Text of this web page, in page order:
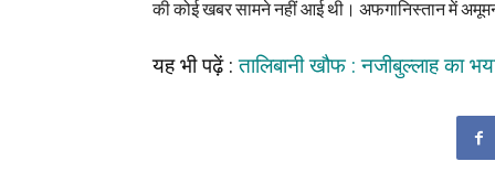
की कोई खबर सामने नहीं आई थी। अफगानिस्तान में
यह भी पढ़ें :तालिबानी खौफ : नजीबुल्लाह का